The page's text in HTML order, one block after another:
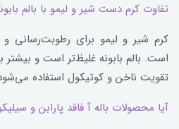
تفاوت کرم دست شیر و لیمو با بالم
کرم شیر و لیمو برای رطوبت‌رسانی
است. بالم بابونه غلیظ‌تر است و
تقویت ناخن و کوتیکول استفاده
آیا محصولات باله آ فاقد پارابن و